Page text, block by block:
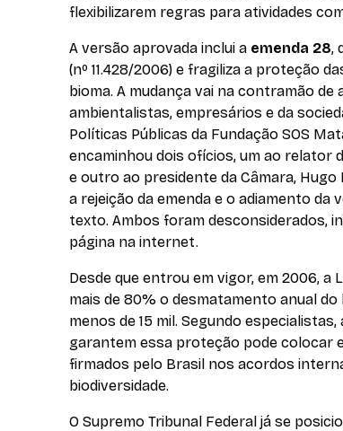
flexibilizarem regras para atividades
A versão aprovada inclui a emenda 28,
(nº 11.428/2006) e fragiliza a proteção
bioma. A mudança vai na contramão
ambientalistas, empresários e da
Políticas Públicas da Fundação SOS
encaminhou dois ofícios, um ao relator
e outro ao presidente da Câmara,
a rejeição da emenda e o adiamento
texto. Ambos foram desconsiderados,
página na internet.
Desde que entrou em vigor, em 2006, a
mais de 80% o desmatamento anual do
menos de 15 mil. Segundo
garantem essa proteção pode colocar
firmados pelo Brasil nos acordos
biodiversidade.
O Supremo Tribunal Federal já se